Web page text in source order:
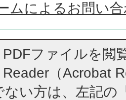
ムによるお問い
PDFファイルを閲
Reader（Acrobat
い方は、左記の